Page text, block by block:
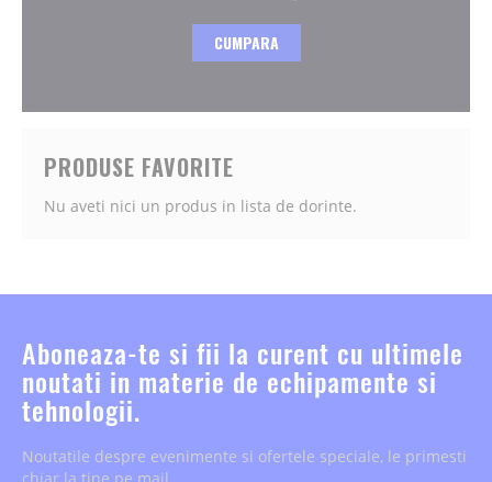
CUMPARA
PRODUSE FAVORITE
Nu aveti nici un produs in lista de dorinte.
Aboneaza-te si fii la curent cu ultimele
noutati in materie de echipamente si
tehnologii.
Noutatile despre evenimente si ofertele speciale, le primesti